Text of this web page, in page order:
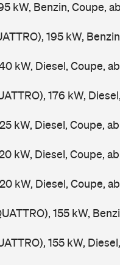
kW, Benzin, Coupe,
195 kW,
kW, Diesel, Coupe,
176 kW,
kW, Diesel, Coupe,
kW, Diesel, Coupe,
kW, Diesel, Coupe,
155 kW,
155 kW,